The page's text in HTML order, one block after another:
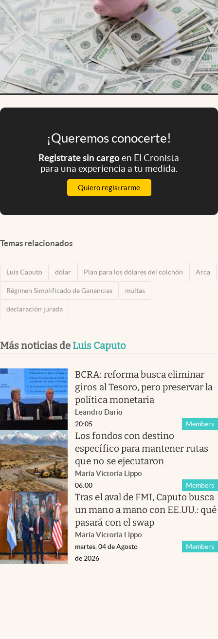
Mundial 2026
Eventos Corporativos
El Cronista Studio
Mediakit
abre en nueva pestaña
Argentina
¡Queremos conocerte!
Registrate sin cargoen El Cronista
para una experiencia a tu medida.
Quiero registrarme
Temas relacionados
Luis Caputo dólar Plan para los dólares del colchón Arca
Régimen Simplificado de Ganancias multas
declaración jurada
Más noticias de Luis Caputo
BCRA: reforma busca eliminar
giros al Tesoro, pero preservar la
política monetaria
Leandro Dario
Members
20:05
Los fondos con destino
específico para mantener rutas
que no se ejecutaron
María Victoria Lippo
Members
06:00
Tras el aval de FMI, Caputo busca
un mano a mano con EE.UU.: qué
pasará con el swap
María Victoria Lippo
Members
martes, 04 de Agosto
de 2026